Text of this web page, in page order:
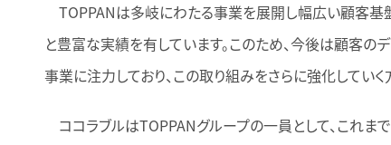
TOPPANは多岐にわたる事業を展開し幅広い顧客基
と豊富な実績を有しています。このため、今後は顧客の
事業に注力しており、この取り組みをさらに強化していく
ココラブルはTOPPANグループの一員として、これま